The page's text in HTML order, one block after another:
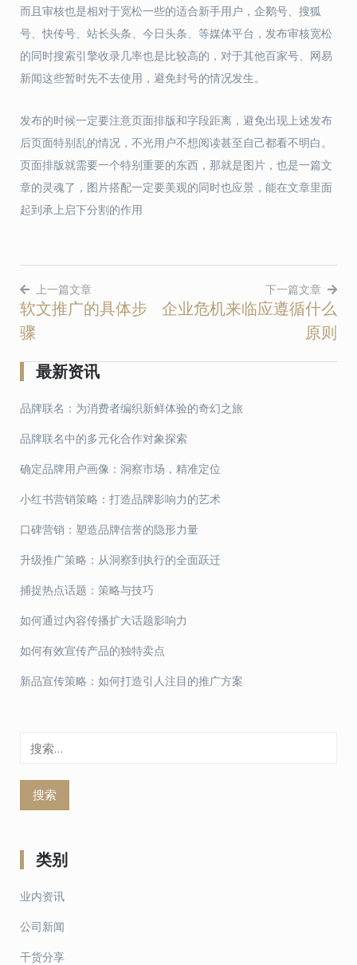
而且审核也是相对于宽松一些的适合新手用户，企鹅号、搜狐
号、快传号、站长头条、今日头条、等媒体平台，发布审核宽松
的同时搜索引擎收录几率也是比较高的，对于其他百家号、网易
新闻这些暂时先不去使用，避免封号的情况发生。
发布的时候一定要注意页面排版和字段距离，避免出现上述发布
后页面特别乱的情况，不光用户不想阅读甚至自己都看不明白。
页面排版就需要一个特别重要的东西，那就是图片，也是一篇文
章的灵魂了，图片搭配一定要美观的同时也应景，能在文章里面
起到承上启下分割的作用
文
章
导
航
上一篇文章
软文推广的具体步
骤
下一篇文章
企业危机来临应遵循什么
原则
最新资讯
品牌联名：为消费者编织新鲜体验的奇幻之旅
品牌联名中的多元化合作对象探索
确定品牌用户画像：洞察市场，精准定位
小红书营销策略：打造品牌影响力的艺术
口碑营销：塑造品牌信誉的隐形力量
升级推广策略：从洞察到执行的全面跃迁
捕捉热点话题：策略与技巧
如何通过内容传播扩大话题影响力
如何有效宣传产品的独特卖点
新品宣传策略：如何打造引人注目的推广方案
类别
业内资讯
公司新闻
干货分享